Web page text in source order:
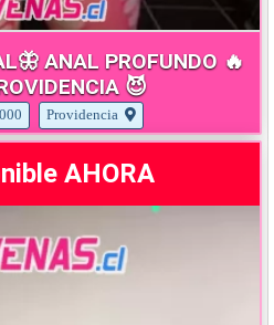
ANAL PROFUNDO 🔥
😈
Providencia
AHORA